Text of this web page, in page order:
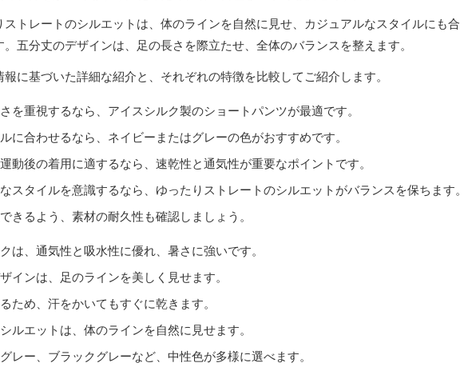
ストレートのシルエットは、体のラインを自然に見せ、カジュアルなスタイルにも合
。五分丈のデザインは、足の長さを際立たせ、全体のバランスを整えます。
報に基づいた詳細な紹介と、それぞれの特徴を比較してご紹介します。
を重視するなら、アイスシルク製のショートパンツが最適です。
に合わせるなら、ネイビーまたはグレーの色がおすすめです。
動後の着用に適するなら、速乾性と通気性が重要なポイントです。
スタイルを意識するなら、ゆったりストレートのシルエットがバランスを保ちます。
きるよう、素材の耐久性も確認しましょう。
は、通気性と吸水性に優れ、暑さに強いです。
インは、足のラインを美しく見せます。
ため、汗をかいてもすぐに乾きます。
ルエットは、体のラインを自然に見せます。
レー、ブラックグレーなど、中性色が多様に選べます。